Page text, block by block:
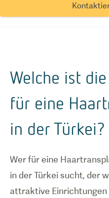
Welche ist
für eine
in der Türkei?
Wer für eine
in der Türkei sucht, der
attraktive Einrichtungen